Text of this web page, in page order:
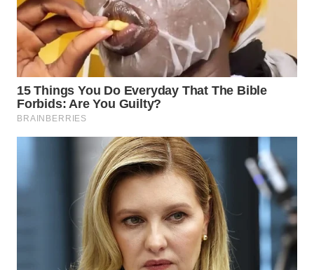
LESUNG
WN
KARO
WN
SIMALUNGUN
WN DELI